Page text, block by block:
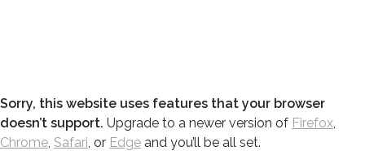
Sorry, this website uses features that your browser
doesn’t support. Upgrade to a newer version of Firefox,
Chrome, Safari, or Edge and you’ll be all set.